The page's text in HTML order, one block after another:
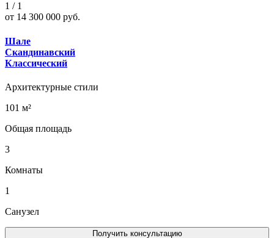
1 / 1
от 14 300 000 руб.
Шале
Скандинавский
Классический
Архитектурные стили
101 м²
Общая площадь
3
Комнаты
1
Санузел
Получить консультацию